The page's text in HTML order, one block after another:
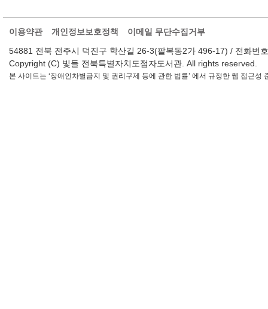
이용약관 개인정보보호정책
이메일 무단수집거부
54881 전북 전주시 덕진구 학산길 26-3(팔복동2가 496-17) / 전화
Copyright (C) 빛들 전북특별자치도점자도서관. All rights reserved.
본 사이트는 ‘장애인차별금지 및 권리구제 등에 관한 법률’ 에서 규정한 웹 접근